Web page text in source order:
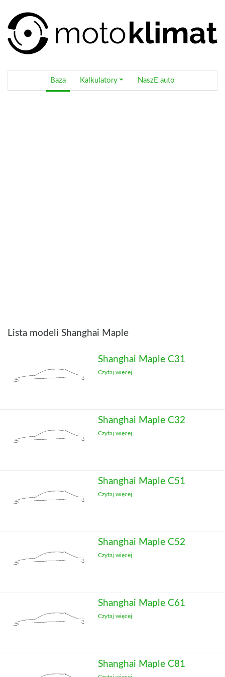
Baza Kalkulatory NaszE auto
Lista modeli Shanghai Maple
Shanghai Maple C31
Czytaj więcej
Shanghai Maple C32
Czytaj więcej
Shanghai Maple C51
Czytaj więcej
Shanghai Maple C52
Czytaj więcej
Shanghai Maple C61
Czytaj więcej
Shanghai Maple C81